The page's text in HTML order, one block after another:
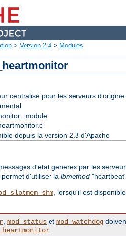
> Version 2.4 > Modules
centralisé pour les serveurs
depuis la version 2.3 d'Apache
d'état générés par les
permet d'utiliser la lbmethod
, lorsqu'il est
, mod_status et mod_watchdog
.